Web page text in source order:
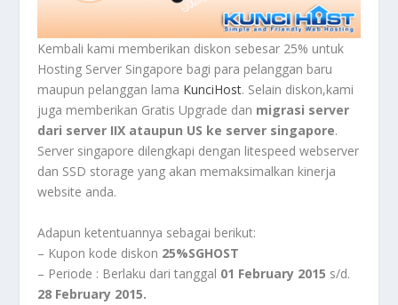
Kembali kami memberikan diskon sebesar 25% untuk
Hosting Server Singapore bagi para pelanggan baru
maupun pelanggan lama KunciHost. Selain diskon,kami
juga memberikan Gratis Upgrade dan migrasi server
dari server IIX ataupun US ke server singapore.
Server singapore dilengkapi dengan litespeed webserver
dan SSD storage yang akan memaksimalkan kinerja
website anda.
Adapun ketentuannya sebagai berikut:
– Kupon kode diskon 25%SGHOST
– Periode : Berlaku dari tanggal 01 February 2015 s/d.
28 February 2015.